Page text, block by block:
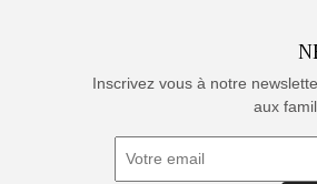
Inscrivez vous à notre
aux